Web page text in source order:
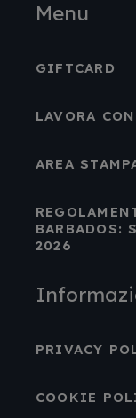
Menu
GIFTCARD
LAVORA
AREA
BARBADOS:
2026
PRIVACY
COOKIE